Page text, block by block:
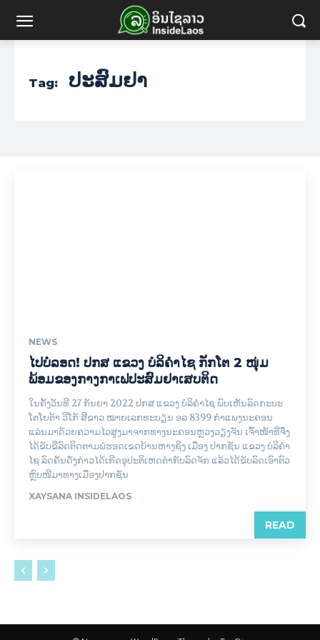
Tag: ປະສົມຢາ
NEWS
ໄປບໍ່ລອດ! ປກສ ແຂວງ ບໍລິຄໍາໄຊ ກັກໂຕ 2 ໜຸ່ມ
ພ້ອມຂອງກາງກາເຟປະສົມຢາເສບຕິດ
ໃນຄັ້ງວັນທີ 27 ກັນຍາ 2022 ປກສ ແຂວງ ບໍລິຄໍາໄຊ ພົບເຫັນລົດກະບະ
ໂຕໂຍຕ້າ ວີໂກ້ ສີຂາວ ໝາຍເລກທະບຽນ ອລ 8399 ກໍາແພງນະຄອນ
ແລ່ນມາດ້ວຍຄວາມໄວສູງມາຈາກທາງນະຄອນຫຼວງວຽງຈັນ ເຈົ້າໜ້າທີ່ຈຶ່ງ
ໄດ້ຂັບຂີ່ລົດຕິດຕາມພໍຮອດເຂດບ້ານຫາງຊິງ ເມືອງ ປາກຊັນ ແຂວງ ບໍລິຄໍາ
ໄຊ ລົດຄັນດັ່ງກ່າວໄດ້ເກີດອຸປະຕິເຫດຕໍາກັບລົດຈັກ ແລ້ວໄດ້ຂັບລົດເອົາຕົວ
ຫຼົບໜີມາທາງເມືອງປາກຊັນ
XAYSANA INSIDELAOS
READ